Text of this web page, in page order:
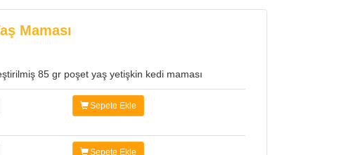
Maması
85 gr poşet yaş yetişkin kedi maması
Sepete Ekle
Sepete Ekle